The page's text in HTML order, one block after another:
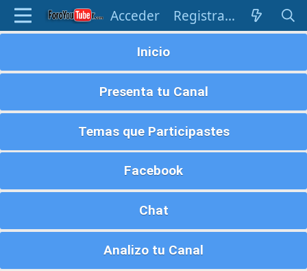
Acceder Registrarse
Inicio
Presenta tu Canal
Temas que Participastes
Facebook
Chat
Analizo tu Canal